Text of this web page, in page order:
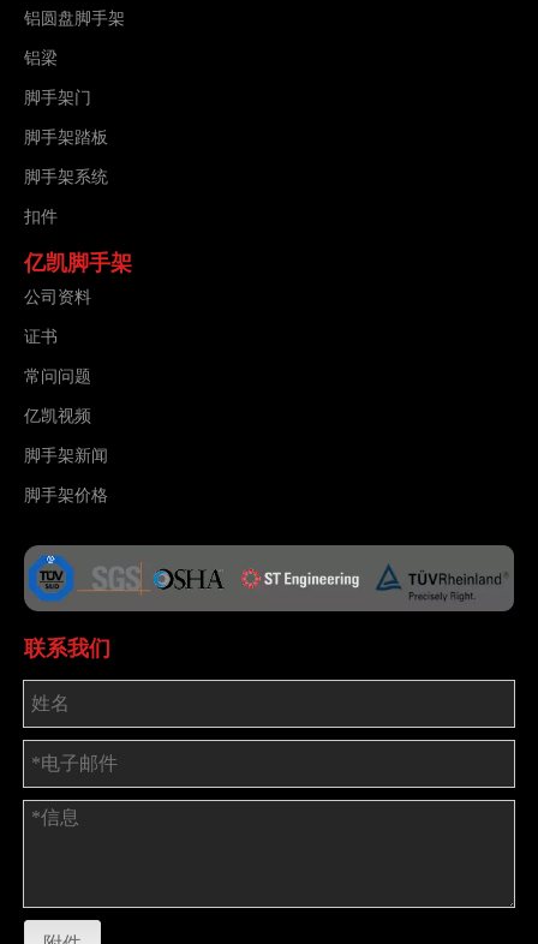
铝圆盘脚手架
铝梁
脚手架门
脚手架踏板
脚手架系统
扣件
亿凯脚手架
公司资料
证书
常问问题
亿凯视频
脚手架新闻
脚手架价格
联系我们